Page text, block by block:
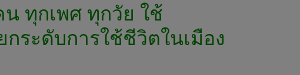
ทุกเพศ ทุกวัย ใช้
ระดับการใช้ชีวิตในเมือง